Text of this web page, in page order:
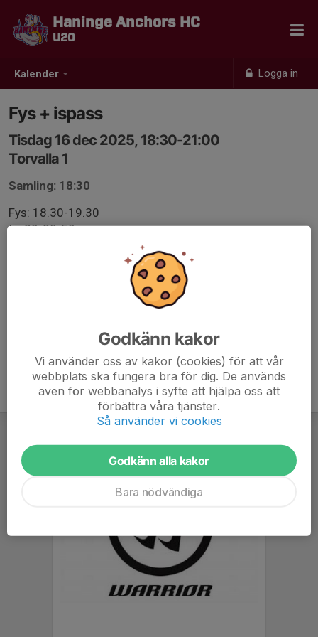
Kalender Logga in
Haninge Anchors HC
U20
Fys + ispass
Tisdag 16 dec 2025, 18:30-21:00
Torvalla 1
Samling: 18:30
Fys: 18.30-19.30
Is: 20-20-50
Godkänn kakor
Vi använder oss av kakor (cookies) för att vår
webbplats ska fungera bra för dig. De används
även för webbanalys i syfte att hjälpa oss att
förbättra våra tjänster.
Så använder vi cookies
Godkänn alla kakor
Bara nödvändiga